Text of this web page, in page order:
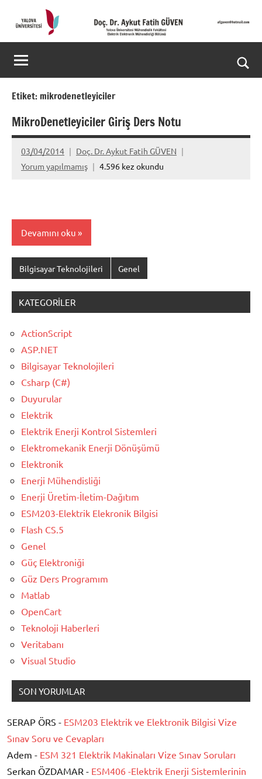
Doç.
Dr.
Aykut
Fatih
GÜVEN-
World's
2%
scientists
2025
Web
Sitesi
Etiket: mikrodenetleyiciler
MikroDenetleyiciler Giriş Ders Notu
03/04/2014
Doç. Dr. Aykut Fatih GÜVEN
Yorum yapılmamış
4.596 kez okundu
Devamını oku
Bilgisayar Teknolojileri Genel
KATEGORILER
ActionScript
ASP.NET
Bilgisayar Teknolojileri
Csharp (C#)
Duyurular
Elektrik
Elektrik Enerji Kontrol Sistemleri
Elektromekanik Enerji Dönüşümü
Elektronik
Enerji Mühendisliği
Enerji Üretim-İletim-Dağıtım
ESM203-Elektrik Elekronik Bilgisi
Flash CS.5
Genel
Güç Elektroniği
Güz Ders Programım
Matlab
OpenCart
Teknoloji Haberleri
Veritabanı
Visual Studio
SON YORUMLAR
SERAP ÖRS - ESM203 Elektrik ve Elektronik Bilgisi Vize
Sınav Soru ve Cevapları
Adem - ESM 321 Elektrik Makinaları Vize Sınav Soruları
Serkan ÖZDAMAR - ESM406 -Elektrik Enerji Sistemlerinin